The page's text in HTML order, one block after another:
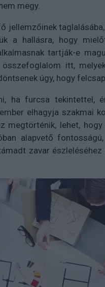
megy.
jellemzőinek
a hallásra, hogy
tartják-e
összefoglalom itt,
úgy, hogy
ha furcsa tekintettel,
elhagyja szakmai
megtörténik, lehet,
alapvető
zavar